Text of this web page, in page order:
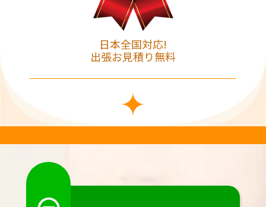
日本全国対応!
出張お見積り無料